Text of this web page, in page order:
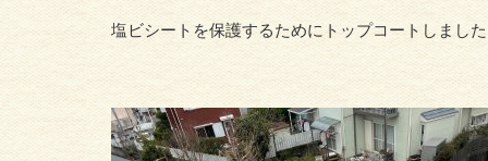
塩ビシートを保護するためにトップコートしまし